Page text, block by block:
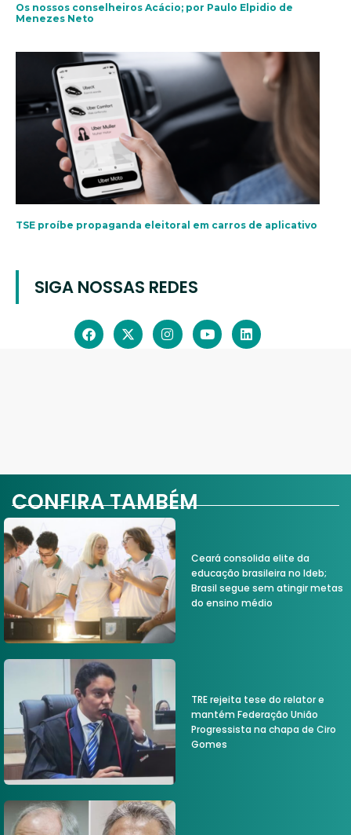
Os nossos conselheiros Acácio; por Paulo Elpidio de
Menezes Neto
TSE proíbe propaganda eleitoral em carros de aplicativo
SIGA NOSSAS REDES
CONFIRA TAMBÉM
Ceará consolida elite da
educação brasileira no Ideb;
Brasil segue sem atingir metas
do ensino médio
TRE rejeita tese do relator e
mantém Federação União
Progressista na chapa de Ciro
Gomes